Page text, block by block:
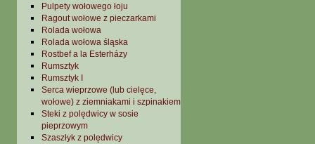
Pulpety wołowego łoju
Ragout wołowe z pieczarkami
Rolada wołowa
Rolada wołowa śląska
Rostbef a la Esterházy
Rumsztyk
Rumsztyk I
Serca wieprzowe (lub cielęce,
wołowe) z ziemniakami i szpinakiem
Steki z polędwicy w sosie
pieprzowym
Szaszłyk z polędwicy